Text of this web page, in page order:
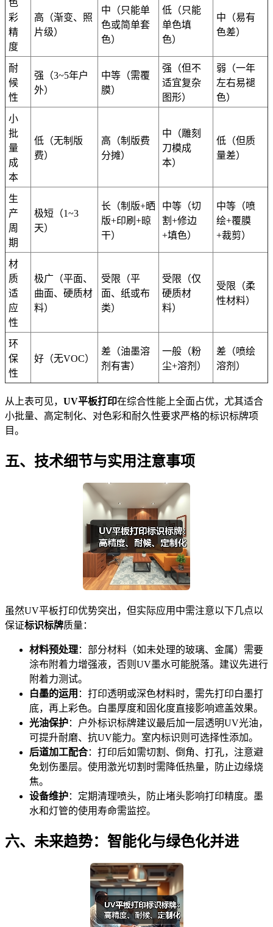
色
彩
精
度
高（渐变、照
片级）
中（只能单
色或简单套
色）
低（只能
单色填
色）
中（易有
色差）
耐
候
性
强（3~5年户
外）
中等（需覆
膜）
强（但不
适宜复杂
图形）
弱（一年
左右易褪
色）
小
批
量
成
本
低（无制版
费）
高（制版费
分摊）
中（雕刻
刀模成
本）
低（但质
量差）
生
产
周
期
极短（1~3
天）
长（制版+晒
版+印刷+晾
干）
中等（切
割+修边
+填色）
中等（喷
绘+覆膜
+裁剪）
材
质
适
应
性
极广（平面、
曲面、硬质材
料）
受限（平
面、纸或布
类）
受限（仅
硬质材
料）
受限（柔
性材料）
环
保
性
好（无VOC）
差（油墨溶
剂有害）
一般（粉
尘+溶剂）
差（喷绘
溶剂）
从上表可见， UV平板打印在综合性能上全面占优，尤其适合
小批量、高定制化、对色彩和耐久性要求严格的标识标牌项
目。
五、技术细节与实用注意事项
虽然UV平板打印优势突出，但实际应用中需注意以下几点以
保证标识标牌质量：
材料预处理：部分材料（如未处理的玻璃、金属）需要
涂布附着力增强液，否则UV墨水可能脱落。建议先进行
附着力测试。
白墨的运用 ：打印透明或深色材料时，需先打印白墨打
底，再上彩色。白墨厚度和固化度直接影响遮盖效果。
光油保护：户外标识标牌建议最后加一层透明UV光油，
可提升耐磨、抗UV能力。室内标识则可选择性添加。
后道加工配合：打印后如需切割、倒角、打孔，注意避
免划伤墨层。使用激光切割时需降低热量，防止边缘烧
焦。
设备维护：定期清理喷头，防止堵头影响打印精度。墨
水和灯管的使用寿命需监控。
六、未来趋势：智能化与绿色化并进